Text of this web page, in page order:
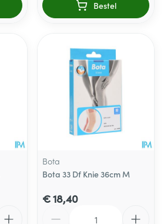
Bestel
Bota
Bota 33 Df Knie 36cm M
€ 18,40